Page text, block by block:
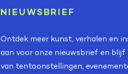
NIEUWSBRIEF
Ontdek meer kunst, verhalen en
aan voor onze nieuwsbrief en blijf
van tentoonstellingen,